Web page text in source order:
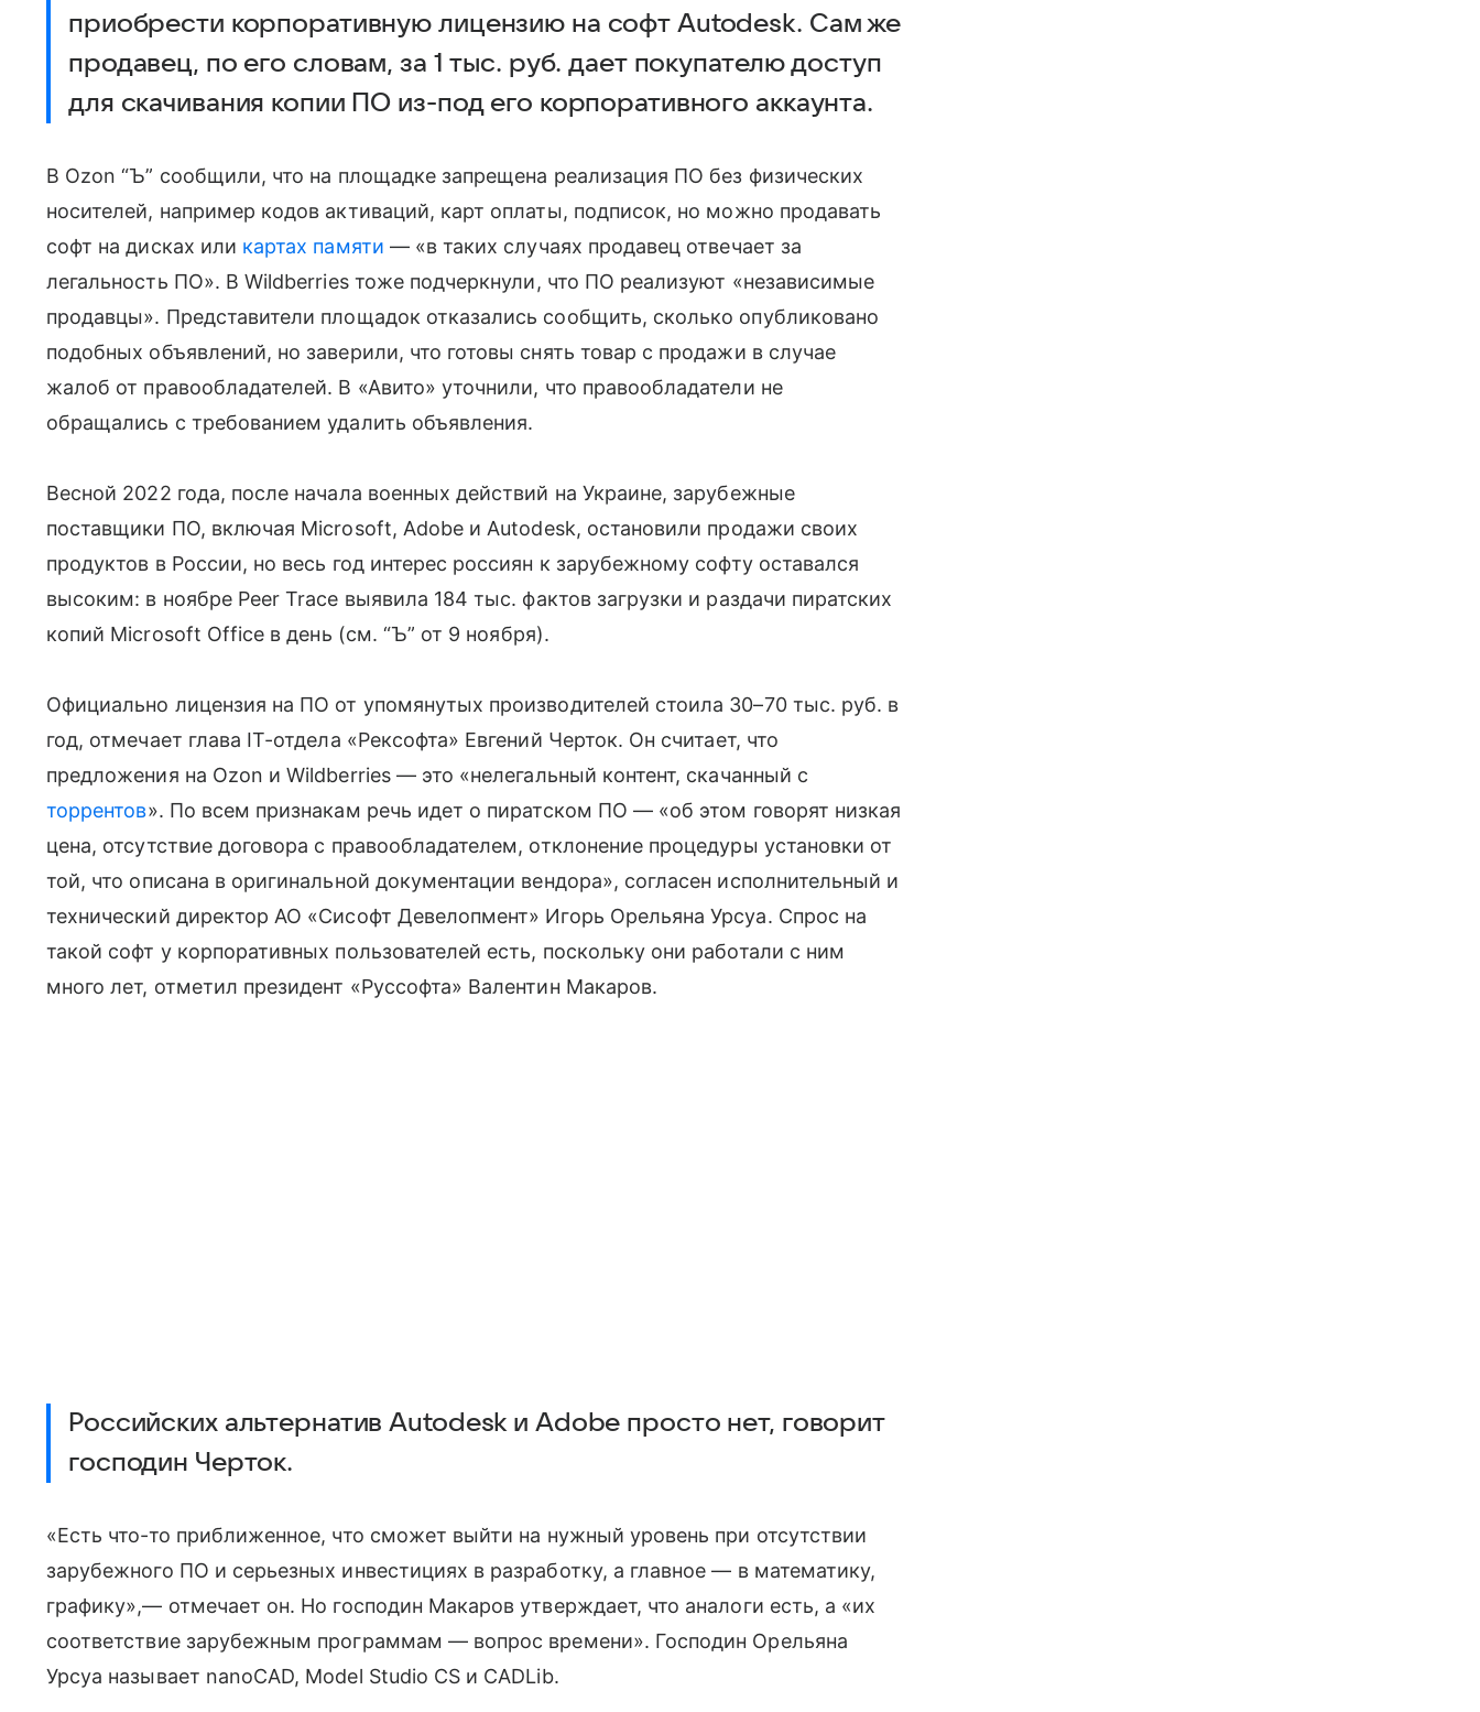
приобрести корпоративную лицензию на софт Autodesk. Сам же
продавец, по его словам, за 1 тыс. руб. дает покупателю доступ
для скачивания копии ПО из-под его корпоративного аккаунта.
В Ozon “Ъ” сообщили, что на площадке запрещена реализация ПО без физических
носителей, например кодов активаций, карт оплаты, подписок, но можно продавать
софт на дисках или картах памяти — «в таких случаях продавец отвечает за
легальность ПО». В Wildberries тоже подчеркнули, что ПО реализуют «независимые
продавцы». Представители площадок отказались сообщить, сколько опубликовано
подобных объявлений, но заверили, что готовы снять товар с продажи в случае
жалоб от правообладателей. В «Авито» уточнили, что правообладатели не
обращались с требованием удалить объявления.
Весной 2022 года, после начала военных действий на Украине, зарубежные
поставщики ПО, включая Microsoft, Adobe и Autodesk, остановили продажи своих
продуктов в России, но весь год интерес россиян к зарубежному софту оставался
высоким: в ноябре Peer Trace выявила 184 тыс. фактов загрузки и раздачи пиратских
копий Microsoft Office в день (см. “Ъ” от 9 ноября).
Официально лицензия на ПО от упомянутых производителей стоила 30–70 тыс. руб. в
год, отмечает глава IT-отдела «Рексофта» Евгений Черток. Он считает, что
предложения на Ozon и Wildberries — это «нелегальный контент, скачанный с
торрентов». По всем признакам речь идет о пиратском ПО — «об этом говорят низкая
цена, отсутствие договора с правообладателем, отклонение процедуры установки от
той, что описана в оригинальной документации вендора», согласен исполнительный и
технический директор АО «Сисофт Девелопмент» Игорь Орельяна Урсуа. Спрос на
такой софт у корпоративных пользователей есть, поскольку они работали с ним
много лет, отметил президент «Руссофта» Валентин Макаров.
Российских альтернатив Autodesk и Adobe просто нет, говорит
господин Черток.
«Есть что-то приближенное, что сможет выйти на нужный уровень при отсутствии
зарубежного ПО и серьезных инвестициях в разработку, а главное — в математику,
графику»,— отмечает он. Но господин Макаров утверждает, что аналоги есть, а «их
соответствие зарубежным программам — вопрос времени». Господин Орельяна
Урсуа называет nanoCAD, Model Studio CS и CADLib.